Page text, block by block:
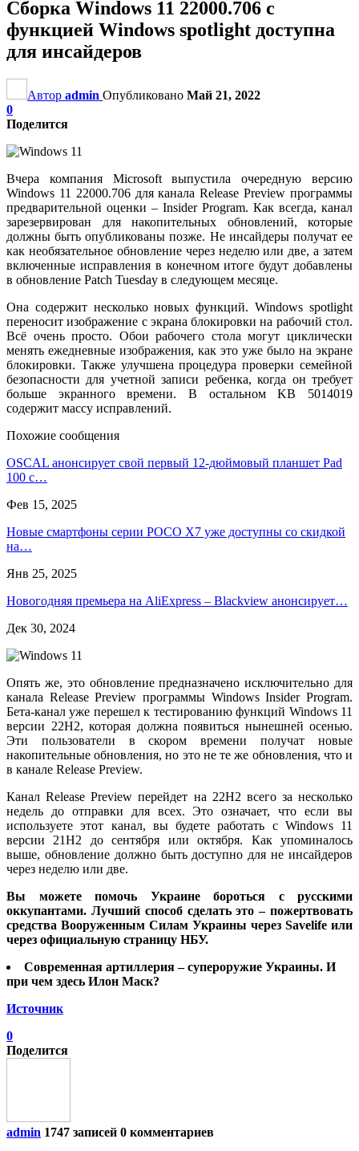
Сборка Windows 11 22000.706 с
функцией Windows spotlight доступна
для инсайдеров
Автор admin Опубликовано Май 21, 2022
0
Поделится
Вчера компания Microsoft выпустила очередную версию
Windows 11 22000.706 для канала Release Preview программы
предварительной оценки – Insider Program. Как всегда, канал
зарезервирован для накопительных обновлений, которые
должны быть опубликованы позже. Не инсайдеры получат ее
как необязательное обновление через неделю или две, а затем
включенные исправления в конечном итоге будут добавлены
в обновление Patch Tuesday в следующем месяце.
Она содержит несколько новых функций. Windows spotlight
переносит изображение с экрана блокировки на рабочий стол.
Всё очень просто. Обои рабочего стола могут циклически
менять ежедневные изображения, как это уже было на экране
блокировки. Также улучшена процедура проверки семейной
безопасности для учетной записи ребенка, когда он требует
больше экранного времени. В остальном KB 5014019
содержит массу исправлений.
Похожие сообщения
OSCAL анонсирует свой первый 12-дюймовый планшет Pad
100 с…
Фев 15, 2025
Новые смартфоны серии POCO X7 уже доступны со скидкой
на…
Янв 25, 2025
Новогодняя премьера на AliExpress – Blackview анонсирует…
Дек 30, 2024
Опять же, это обновление предназначено исключительно для
канала Release Preview программы Windows Insider Program.
Бета-канал уже перешел к тестированию функций Windows 11
версии 22H2, которая должна появиться нынешней осенью.
Эти пользователи в скором времени получат новые
накопительные обновления, но это не те же обновления, что и
в канале Release Preview.
Канал Release Preview перейдет на 22H2 всего за несколько
недель до отправки для всех. Это означает, что если вы
используете этот канал, вы будете работать с Windows 11
версии 21H2 до сентября или октября. Как упоминалось
выше, обновление должно быть доступно для не инсайдеров
через неделю или две.
Вы можете помочь Украине бороться с русскими
оккупантами. Лучший способ сделать это – пожертвовать
средства Вооруженным Силам Украины через Savelife или
через официальную страницу НБУ.
Современная артиллерия – супероружие Украины. И
при чем здесь Илон Маск?
Источник
0
Поделится
admin 1747 записей 0 комментариев